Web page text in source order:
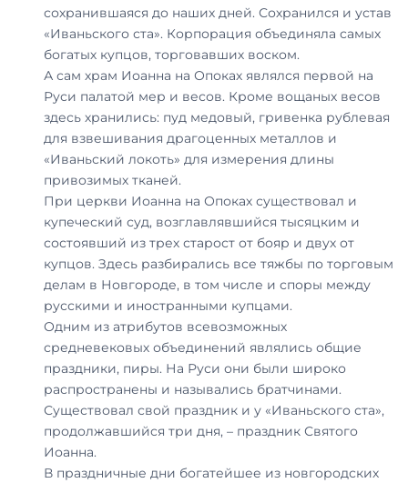
сохранившаяся до наших дней. Сохранился и устав
«Иваньского ста». Корпорация объединяла самых
богатых купцов, торговавших воском.
А сам храм Иоанна на Опоках являлся первой на
Руси палатой мер и весов. Кроме вощаных весов
здесь хранились: пуд медовый, гривенка рублевая
для взвешивания драгоценных металлов и
«Иваньский локоть» для измерения длины
привозимых тканей.
При церкви Иоанна на Опоках существовал и
купеческий суд, возглавлявшийся тысяцким и
состоявший из трех старост от бояр и двух от
купцов. Здесь разбирались все тяжбы по торговым
делам в Новгороде, в том числе и споры между
русскими и иностранными купцами.
Одним из атрибутов всевозможных
средневековых объединений являлись общие
праздники, пиры. На Руси они были широко
распространены и назывались братчинами.
Существовал свой праздник и у «Иваньского ста»,
продолжавшийся три дня, – праздник Святого
Иоанна.
В праздничные дни богатейшее из новгородских